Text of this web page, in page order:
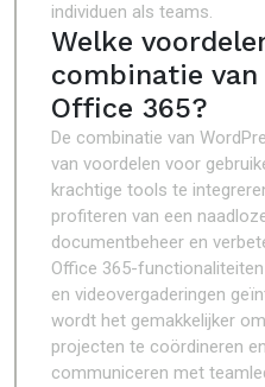
individuen als teams.
Welke
combinatie van
Office 365?
De combinatie van
van voordelen voor
krachtige tools te
profiteren van een
documentbeheer en
Office 365-
en videovergaderingen
wordt het gemakkelijker
projecten te coördineren
communiceren met